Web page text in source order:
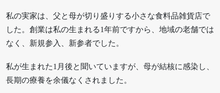
私の実家は、父と母が切り盛りする小さな食料品雑貨店で
した。創業は私の生まれる1年前ですから、地域の老舗では
なく、新規参入、新参者でした。
私が生まれた1月後と聞いていますが、母が結核に感染し、
長期の療養を余儀なくされました。